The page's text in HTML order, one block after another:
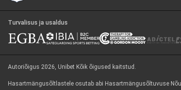
Turvalisus ja usaldus
Autoriõigus 2026, Unibet Kõik õigused kaitstud.
Hasartmängusõltlastele osutab abi Hasartmängusõltuvuse